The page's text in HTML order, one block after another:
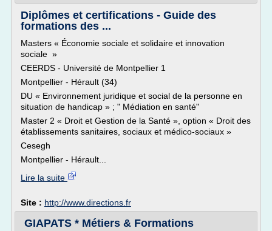
Diplômes et certifications - Guide des
formations des ...
Masters « Économie sociale et solidaire et innovation
sociale »
CEERDS - Université de Montpellier 1
Montpellier - Hérault (34)
DU « Environnement juridique et social de la personne en
situation de handicap » ; " Médiation en santé"
Master 2 « Droit et Gestion de la Santé », option « Droit des
établissements sanitaires, sociaux et médico-sociaux »
Cesegh
Montpellier - Hérault...
Lire la suite
Site : http://www.directions.fr
GIAPATS * Métiers & Formations